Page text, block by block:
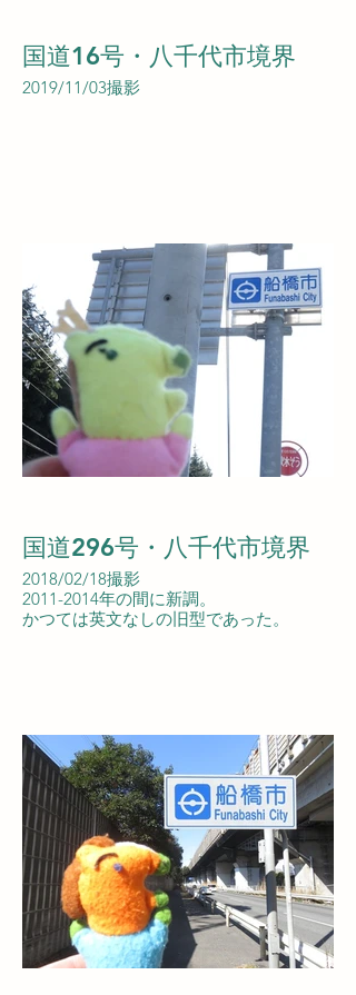
国道16号・八千代市境界
2019/11/03撮影
国道296号・八千代市境界
2018/02/18撮影
2011-2014年の間に新調。
かつては英文なしの旧型であった。